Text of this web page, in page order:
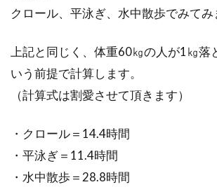
自転車を選ぶ時の
か。どの種類を選ぶかに
ロードバイクで...
ロードバイクのブ
った事はありますか
クロール、平泳ぎ、水中散歩でみてみ
上記と同じく、体重60㎏の人が1㎏落
いう前提で計算します。
（計算式は割愛させて頂きます）
・クロール＝14.4時間
・平泳ぎ＝11.4時間
・水中散歩＝28.8時間